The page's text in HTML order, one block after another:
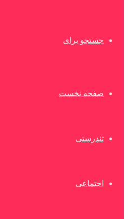
جستجو برای
صفحه نخست
تندرستی
اجتماعی